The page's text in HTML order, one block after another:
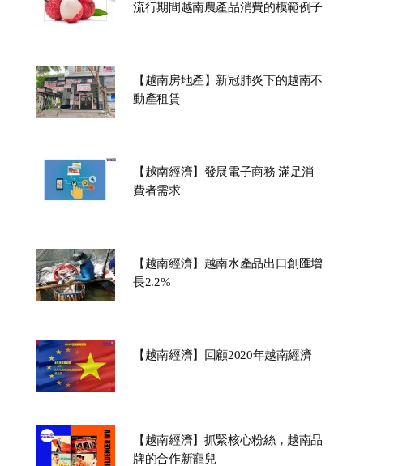
流行期間越南農產品消費的模範例子
【越南房地產】新冠肺炎下的越南不
動產租賃
【越南經濟】發展電子商務 滿足消
費者需求
【越南經濟】越南水產品出口創匯增
長2.2%
【越南經濟】回顧2020年越南經濟
【越南經濟】抓緊核心粉絲，越南品
牌的合作新寵兒